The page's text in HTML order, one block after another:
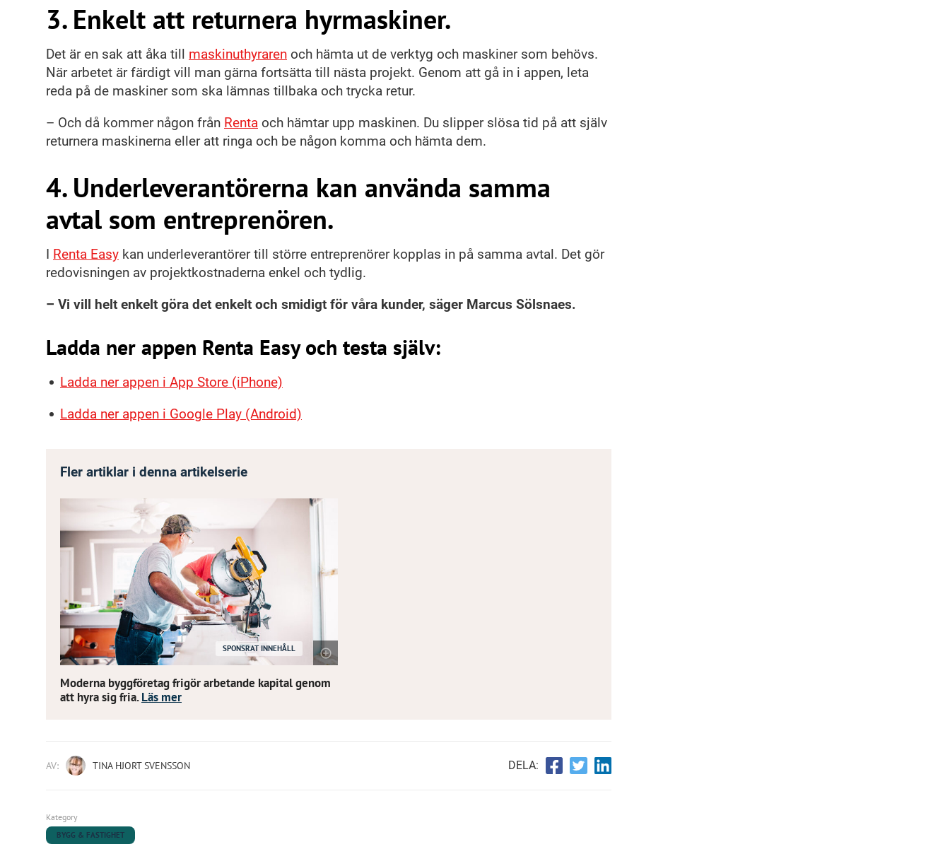
3. Enkelt att returnera hyrmaskiner.
Det är en sak att åka till maskinuthyraren och hämta ut de verktyg och maskiner som behövs.
När arbetet är färdigt vill man gärna fortsätta till nästa projekt. Genom att gå in i appen, leta
reda på de maskiner som ska lämnas tillbaka och trycka retur.
– Och då kommer någon från Renta och hämtar upp maskinen. Du slipper slösa tid på att själv
returnera maskinerna eller att ringa och be någon komma och hämta dem.
4. Underleverantörerna kan använda samma
avtal som entreprenören.
I Renta Easy kan underleverantörer till större entreprenörer kopplas in på samma avtal. Det gör
redovisningen av projektkostnaderna enkel och tydlig.
– Vi vill helt enkelt göra det enkelt och smidigt för våra kunder, säger Marcus Sölsnaes.
Ladda ner appen Renta Easy och testa själv:
Ladda ner appen i App Store (iPhone)
Ladda ner appen i Google Play (Android)
Fler artiklar i denna artikelserie
SPONSRAT INNEHÅLL
Moderna byggföretag frigör arbetande kapital genom
att hyra sig fria.Läs mer
AV: TINA HJORT SVENSSON DELA:
Kategory
BYGG & FASTIGHET